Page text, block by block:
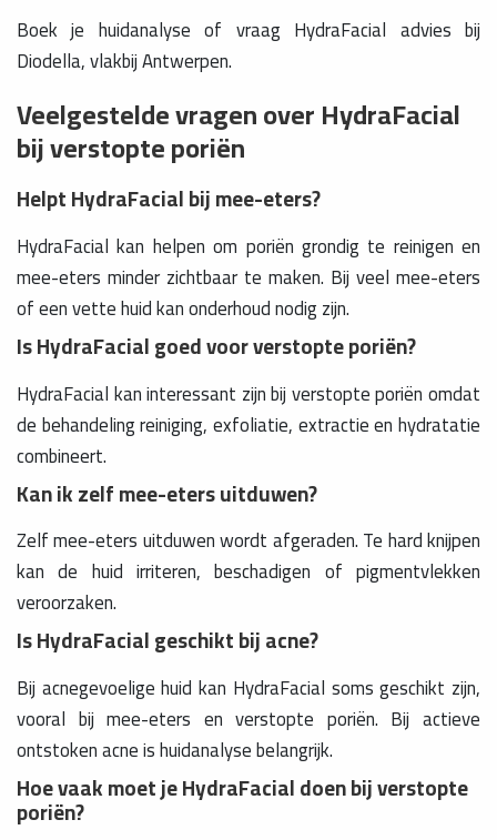
Boek je huidanalyse of vraag HydraFacial advies bij
Diodella, vlakbij Antwerpen.
Veelgestelde vragen over HydraFacial
bij verstopte poriën
Helpt HydraFacial bij mee-eters?
HydraFacial kan helpen om poriën grondig te reinigen en
mee-eters minder zichtbaar te maken. Bij veel mee-eters
of een vette huid kan onderhoud nodig zijn.
Is HydraFacial goed voor verstopte poriën?
HydraFacial kan interessant zijn bij verstopte poriën omdat
de behandeling reiniging, exfoliatie, extractie en hydratatie
combineert.
Kan ik zelf mee-eters uitduwen?
Zelf mee-eters uitduwen wordt afgeraden. Te hard knijpen
kan de huid irriteren, beschadigen of pigmentvlekken
veroorzaken.
Is HydraFacial geschikt bij acne?
Bij acnegevoelige huid kan HydraFacial soms geschikt zijn,
vooral bij mee-eters en verstopte poriën. Bij actieve
ontstoken acne is huidanalyse belangrijk.
Hoe vaak moet je HydraFacial doen bij verstopte
poriën?